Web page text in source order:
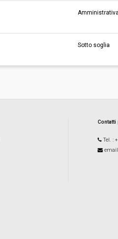
Sotto soglia
Tel. :
email